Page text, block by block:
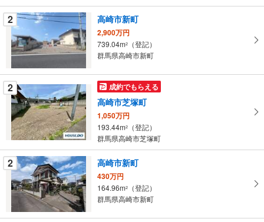
件
を
マ
イ
ペ
ー
ジ
に
保
存
る
2 高崎市新町
2,900万円
739.04m2
（登記）
群馬県高崎市新町
2 成約でもらえる
高崎市芝塚町
1,050万円
193.44m2
（登記）
群馬県高崎市芝塚町
2 高崎市新町
430万円
164.96m2
（登記）
群馬県高崎市新町